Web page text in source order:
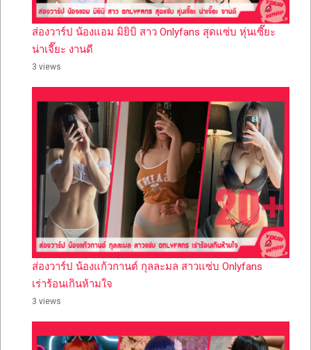
ส่องวาร์ป น้องแอม มิยิบิ สาว Onlyfans สุดแซ่บ หุ่นเซี๊ยะ
น่าเจี๊ยะ งานดี
3 views
ส่องวาร์ป น้องแก้วกานต์ กุลละมล สาวแซ่บ Onlyfans
เร่าร้อนเกินห้ามใจ
3 views